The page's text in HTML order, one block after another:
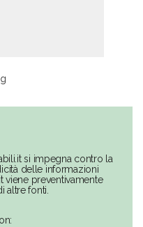
si impegna contro la
delle informazioni
viene preventivamente
altre fonti.